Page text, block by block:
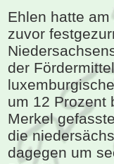
Ehlen hatte
zuvor
der
um 12 Prozent
Merkel
die
dagegen um